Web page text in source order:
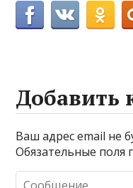
Добавить
Ваш адрес email не
Обязательные